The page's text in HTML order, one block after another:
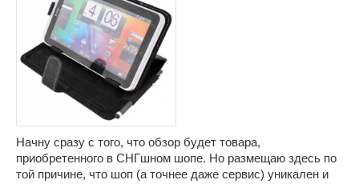
Начну сразу с того, что обзор будет товара,
приобретенного в СНГшном шопе. Но размещаю здесь по
той причине, что шоп (а точнее даже сервис) уникален и